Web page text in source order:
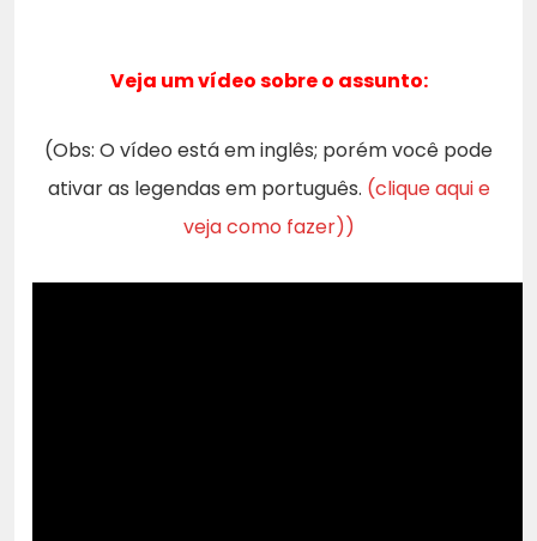
Veja um vídeo sobre o assunto:
(Obs: O vídeo está em inglês; porém você pode
ativar as legendas em português. (clique aqui e
veja como fazer))